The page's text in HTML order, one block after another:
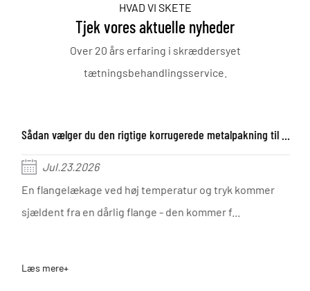
HVAD VI SKETE
Tjek vores aktuelle nyheder
Over 20 års erfaring i skræddersyet
tætningsbehandlingsservice.
Jul.23.2026
En flangelækage ved høj temperatur og tryk kommer
sjældent fra en dårlig flange - den kommer f...
Læs mere+